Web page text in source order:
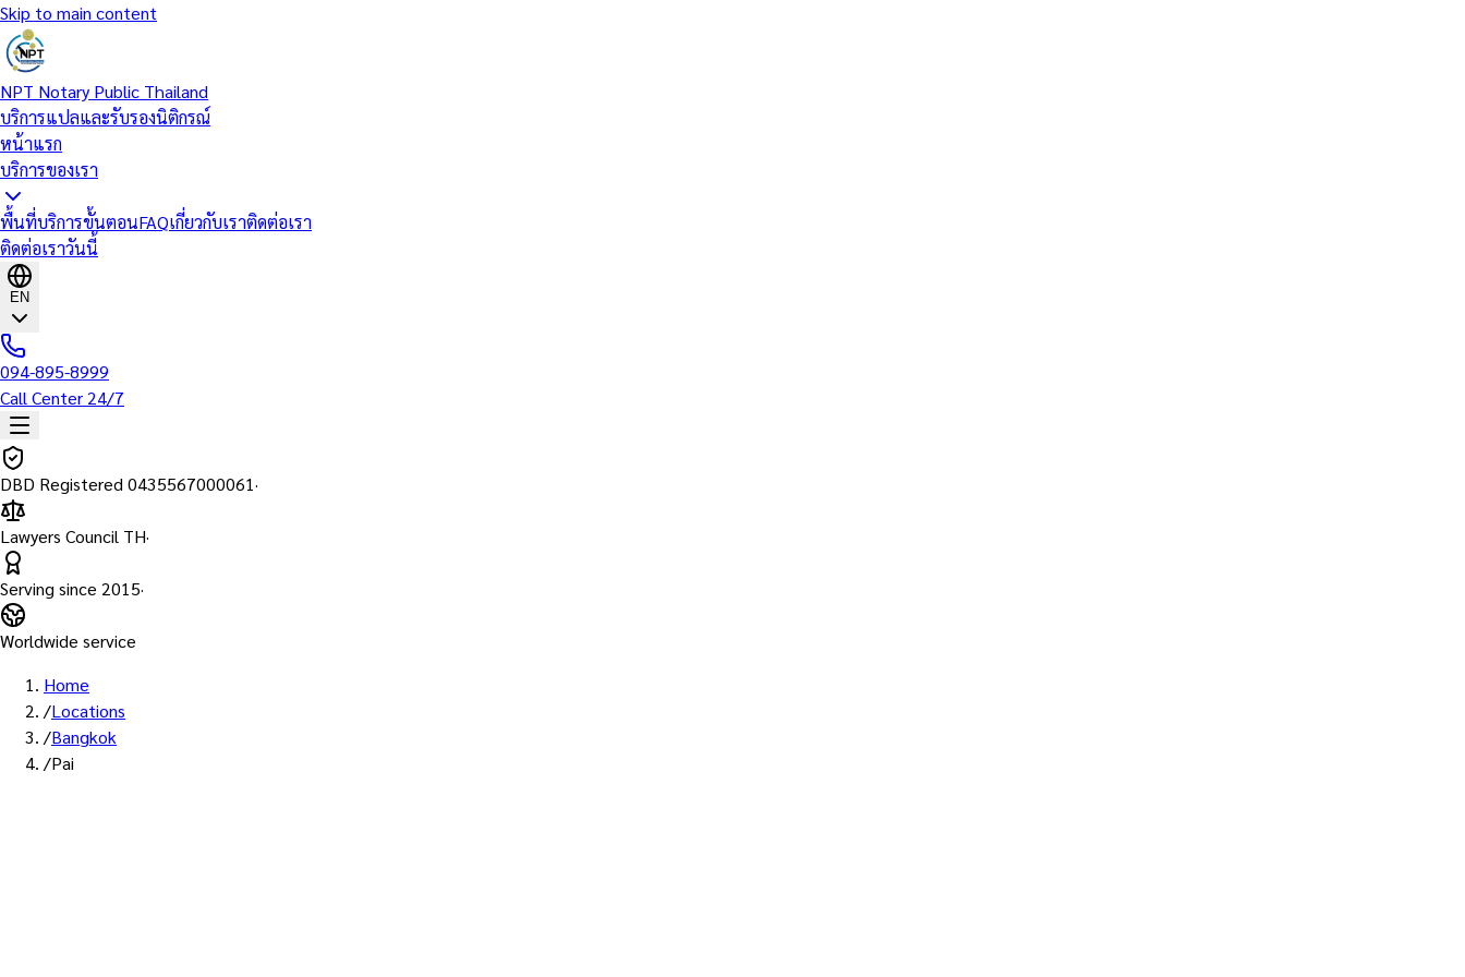
Skip to main content
NPT Notary Public Thailand
บริการแปลและรับรองนิติกรณ์
หน้าแรก
บริการของเรา
พื้นที่บริการขั้นตอนFAQเกี่ยวกับเราติดต่อเรา
ติดต่อเราวันนี้
EN
094-895-8999
Call Center 24/7
DBD Registered 0435567000061·
Lawyers Council TH·
Serving since 2015·
Worldwide service
Home
/Locations
/Bangkok
/Pai